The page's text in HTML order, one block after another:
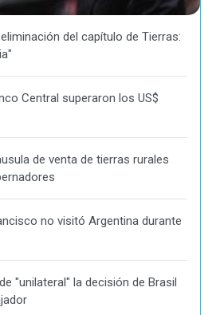
del capítulo de Tierras:
Central superaron los US$
de venta de tierras rurales
no visitó Argentina durante
"unilateral" la decisión de Brasil